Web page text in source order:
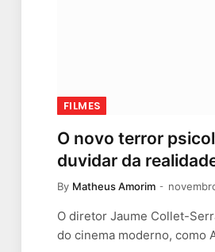
FILMES
O novo terror
duvidar da
By Matheus Amorim
O diretor Jaume Collet-
do cinema moderno, como